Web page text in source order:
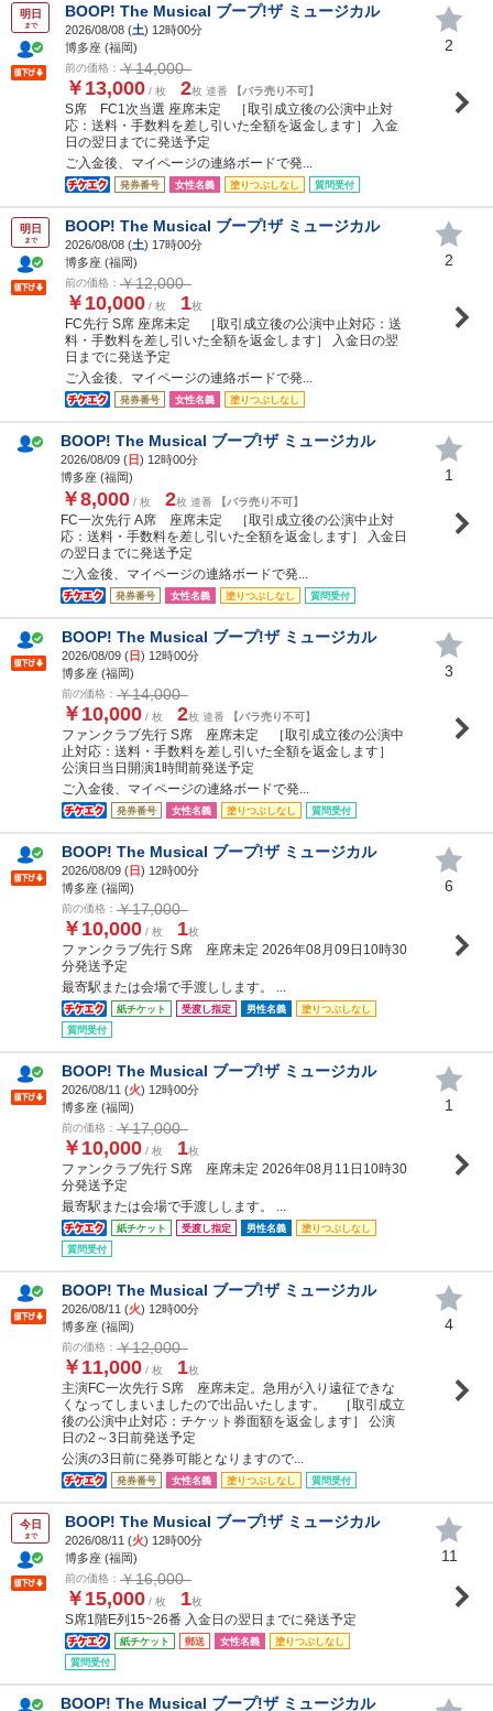
明日
まで
BOOP! The Musical ブープ!ザ ミュージカル
2026/08/08 (土) 12時00分
博多座 (福岡)
前の価格： ￥14,000
￥13,000 / 枚 2枚 連番 【バラ売り不可】
S席 FC1次当選 座席未定 ［取引成立後の公演中止対
応：送料・手数料を差し引いた全額を返金します］ 入金
日の翌日までに発送予定
ご入金後、マイページの連絡ボードで発...
発券番号 女性名義 塗りつぶしなし 質問受付
2
明日
まで
BOOP! The Musical ブープ!ザ ミュージカル
2026/08/08 (土) 17時00分
博多座 (福岡)
前の価格： ￥12,000
￥10,000 / 枚 1枚
FC先行 S席 座席未定 ［取引成立後の公演中止対応：送
料・手数料を差し引いた全額を返金します］ 入金日の翌
日までに発送予定
ご入金後、マイページの連絡ボードで発...
発券番号 女性名義 塗りつぶしなし
2
BOOP! The Musical ブープ!ザ ミュージカル
2026/08/09 (日) 12時00分
博多座 (福岡)
￥8,000 / 枚 2枚 連番 【バラ売り不可】
FC一次先行 A席 座席未定 ［取引成立後の公演中止対
応：送料・手数料を差し引いた全額を返金します］ 入金日
の翌日までに発送予定
ご入金後、マイページの連絡ボードで発...
発券番号 女性名義 塗りつぶしなし 質問受付
1
BOOP! The Musical ブープ!ザ ミュージカル
2026/08/09 (日) 12時00分
博多座 (福岡)
前の価格： ￥14,000
￥10,000 / 枚 2枚 連番 【バラ売り不可】
ファンクラブ先行 S席 座席未定 ［取引成立後の公演中
止対応：送料・手数料を差し引いた全額を返金します］
公演日当日開演1時間前発送予定
ご入金後、マイページの連絡ボードで発...
発券番号 女性名義 塗りつぶしなし 質問受付
3
BOOP! The Musical ブープ!ザ ミュージカル
2026/08/09 (日) 12時00分
博多座 (福岡)
前の価格： ￥17,000
￥10,000 / 枚 1枚
ファンクラブ先行 S席 座席未定 2026年08月09日10時30
分発送予定
最寄駅または会場で手渡しします。 ...
紙チケット 受渡し指定 男性名義
塗りつぶしなし
質問受付
6
BOOP! The Musical ブープ!ザ ミュージカル
2026/08/11 (火) 12時00分
博多座 (福岡)
前の価格： ￥17,000
￥10,000 / 枚 1枚
ファンクラブ先行 S席 座席未定 2026年08月11日10時30
分発送予定
最寄駅または会場で手渡しします。 ...
紙チケット 受渡し指定 男性名義
塗りつぶしなし
質問受付
1
BOOP! The Musical ブープ!ザ ミュージカル
2026/08/11 (火) 12時00分
博多座 (福岡)
前の価格： ￥12,000
￥11,000 / 枚 1枚
主演FC一次先行 S席 座席未定。急用が入り遠征できな
くなってしまいましたので出品いたします。 ［取引成立
後の公演中止対応：チケット券面額を返金します］ 公演
日の2～3日前発送予定
公演の3日前に発券可能となりますので...
発券番号 女性名義 塗りつぶしなし 質問受付
4
今日
まで
BOOP! The Musical ブープ!ザ ミュージカル
2026/08/11 (火) 12時00分
博多座 (福岡)
前の価格： ￥16,000
￥15,000 / 枚 1枚
S席1階E列15~26番 入金日の翌日までに発送予定
紙チケット 郵送 女性名義
塗りつぶしなし
質問受付
11
BOOP! The Musical ブープ!ザ ミュージカル